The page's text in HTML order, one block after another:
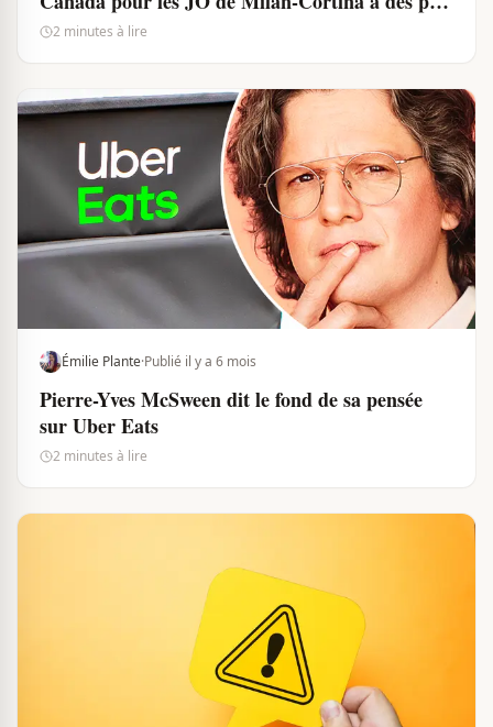
qui frôlent les 600 $
2 minutes à lire
Émilie Plante·Publié il y a 6 mois
Pierre-Yves McSween dit le fond de sa pensée
sur Uber Eats
2 minutes à lire